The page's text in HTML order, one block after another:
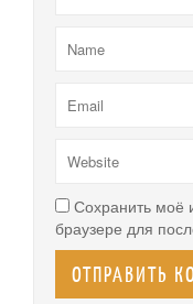
Сохранить моё
браузере для